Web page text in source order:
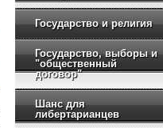
Государство и религия
Государство, выборы и
"общественный
договор"
Шанс для
либертарианцев